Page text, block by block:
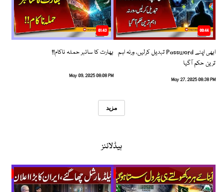
00:44
ابھی اپنے Password تبدیل کرلیں، ورنہ اہم
ترین حکم آگیا
May 27, 2025 08:38 PM
01:43
بھارت کا سائبر حملہ ناکام!!
May 09, 2025 08:08 PM
مزید
ہیڈلائنز